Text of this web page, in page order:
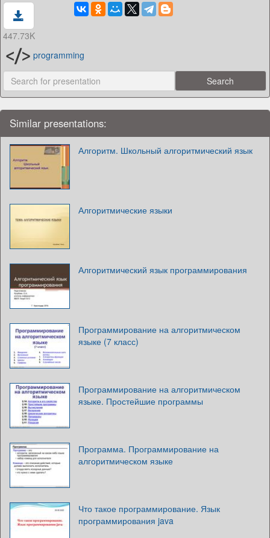
447.73K
programming
Similar presentations:
Алгоритм. Школьный алгоритмический язык
Алгоритмические языки
Алгоритмический язык программирования
Программирование на алгоритмическом
языке (7 класс)
Программирование на алгоритмическом
языке. Простейшие программы
Программа. Программирование на
алгоритмическом языке
Что такое программирование. Язык
программирования java